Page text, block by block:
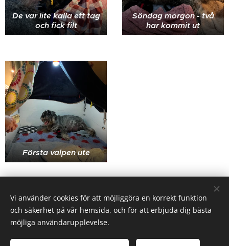
De var lite kalla ett tag
och fick filt
Söndag morgon - två
har kommit ut
Första valpen ute
Share
Vi använder cookies för att möjliggöra en korrekt funktion
och säkerhet på vår hemsida, och för att erbjuda dig bästa
möjliga användarupplevelse.